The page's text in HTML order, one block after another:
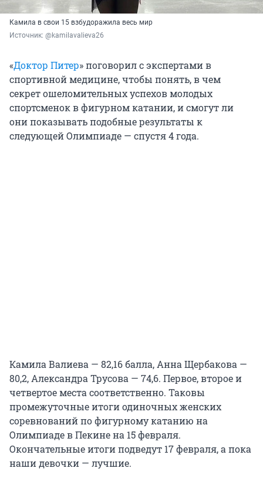
Камила в свои 15 взбудоражила весь мир
Источник: @kamilavalieva26
«Доктор Питер» поговорил с экспертами в
спортивной медицине, чтобы понять, в чем
секрет ошеломительных успехов молодых
спортсменок в фигурном катании, и смогут ли
они показывать подобные результаты к
следующей Олимпиаде — спустя 4 года.
Камила Валиева — 82,16 балла, Анна Щербакова —
80,2, Александра Трусова — 74,6. Первое, второе и
четвертое места соответственно. Таковы
промежуточные итоги одиночных женских
соревнований по фигурному катанию на
Олимпиаде в Пекине на 15 февраля.
Окончательные итоги подведут 17 февраля, а пока
наши девочки — лучшие.